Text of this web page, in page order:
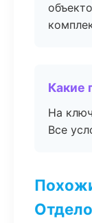
Какие
На
Все